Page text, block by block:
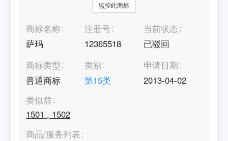
监控此商标
商标名称
萨玛
注册号
12365518
当前状态
已驳回
商标类型
普通商标
类别
第15类
申请日期
2013-04-02
类似群
1501 , 1502
商品/服务列表